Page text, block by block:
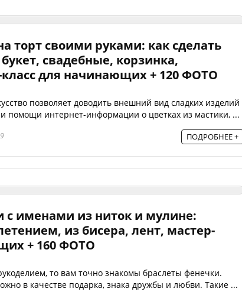
торт своими руками: как сделать
свадебные, корзинка,
для начинающих + 120 ФОТО
позволяет доводить внешний вид сладких изделий
помощи интернет-информации о цветках из мастики, ...
ПОДРОБНЕЕ +
с именами из ниток и мулине:
из бисера, лент, мастер-
+ 160 ФОТО
то вам точно знакомы браслеты фенечки.
в качестве подарка, знака дружбы и любви. Такие ...